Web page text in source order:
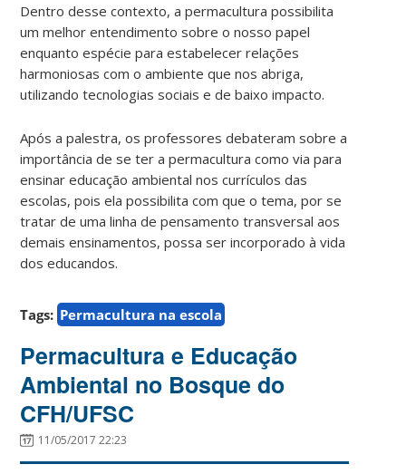
Dentro desse contexto, a permacultura possibilita
um melhor entendimento sobre o nosso papel
enquanto espécie para estabelecer relações
harmoniosas com o ambiente que nos abriga,
utilizando tecnologias sociais e de baixo impacto.
Após a palestra, os professores debateram sobre a
importância de se ter a permacultura como via para
ensinar educação ambiental nos currículos das
escolas, pois ela possibilita com que o tema, por se
tratar de uma linha de pensamento transversal aos
demais ensinamentos, possa ser incorporado à vida
dos educandos.
Tags: Permacultura na escola
Permacultura e Educação
Ambiental no Bosque do
CFH/UFSC
11/05/2017 22:23